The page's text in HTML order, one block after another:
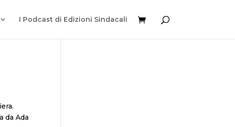
I Podcast di Edizioni Sindacali
da Ada